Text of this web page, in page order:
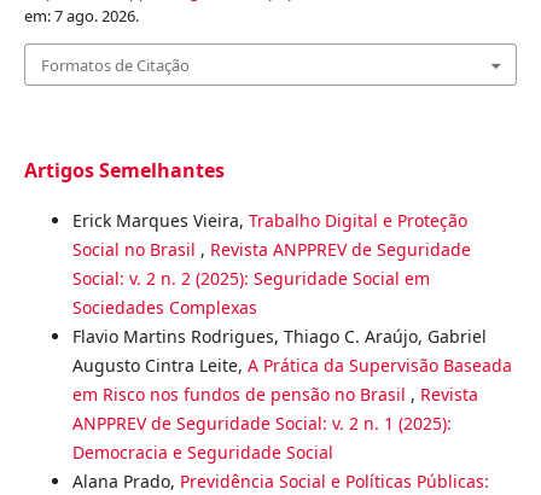
em: 7 ago. 2026.
Formatos de Citação
Artigos Semelhantes
Erick Marques Vieira, Trabalho Digital e Proteção
Social no Brasil , Revista ANPPREV de Seguridade
Social: v. 2 n. 2 (2025): Seguridade Social em
Sociedades Complexas
Flavio Martins Rodrigues, Thiago C. Araújo, Gabriel
Augusto Cintra Leite, A Prática da Supervisão Baseada
em Risco nos fundos de pensão no Brasil , Revista
ANPPREV de Seguridade Social: v. 2 n. 1 (2025):
Democracia e Seguridade Social
Alana Prado, Previdência Social e Políticas Públicas: